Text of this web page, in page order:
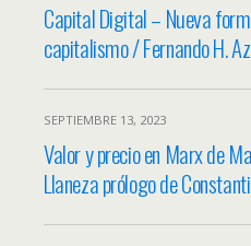
Capital Digital – Nueva
capitalismo / Fernando H.
SEPTIEMBRE 13, 2023
Valor y precio en Marx de
Llaneza prólogo de